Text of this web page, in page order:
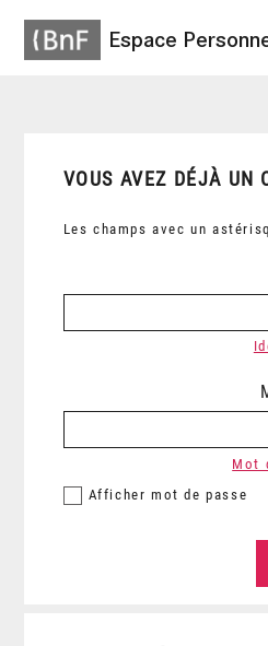
Espace
VOUS AVEZ DÉJÀ UN
Les champs avec un
Afficher mot de passe
Mot